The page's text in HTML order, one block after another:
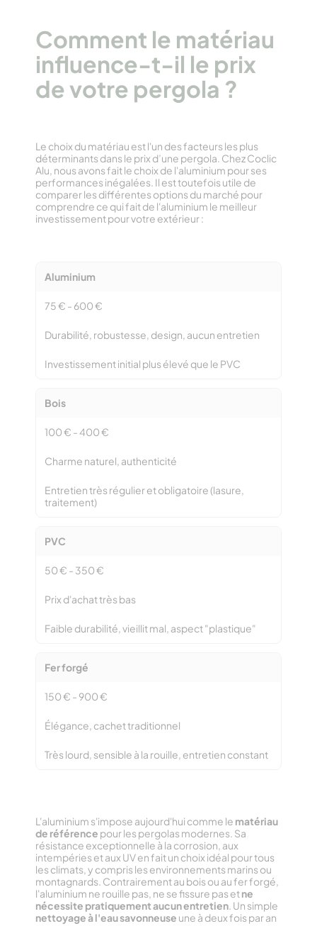
Comment le matériau
influence-t-il le prix
de votre pergola ?
Le choix du matériau est l'un des facteurs les plus
déterminants dans le prix d’une pergola. Chez Coclic
Alu, nous avons fait le choix de l'aluminium pour ses
performances inégalées. Il est toutefois utile de
comparer les différentes options du marché pour
comprendre ce qui fait de l'aluminium le meilleur
investissement pour votre extérieur :
Aluminium
75 € - 600 €
Durabilité, robustesse, design, aucun entretien
Investissement initial plus élevé que le PVC
Bois
100 € - 400 €
Charme naturel, authenticité
Entretien très régulier et obligatoire (lasure,
traitement)
PVC
50 € - 350 €
Prix d'achat très bas
Faible durabilité, vieillit mal, aspect "plastique"
Fer forgé
150 € - 900 €
Élégance, cachet traditionnel
Très lourd, sensible à la rouille, entretien constant
L'aluminium s'impose aujourd'hui comme le matériau
de référence pour les pergolas modernes. Sa
résistance exceptionnelle à la corrosion, aux
intempéries et aux UV en fait un choix idéal pour tous
les climats, y compris les environnements marins ou
montagnards. Contrairement au bois ou au fer forgé,
l'aluminium ne rouille pas, ne se fissure pas etne
nécessite pratiquement aucun entretien. Un simple
nettoyage à l'eau savonneuse une à deux fois par an